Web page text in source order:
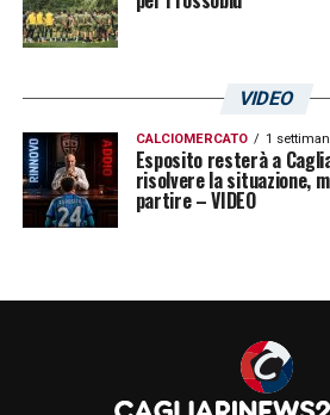
VIDEO
CALCIOMERCATO 1
Esposito resterà a
risolvere la situazione,
partire – VIDEO